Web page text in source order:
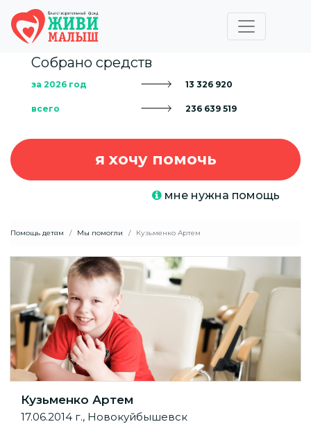
Собрано средств
за 2026 год 13 326 920
всего 236 639 519
я хочу помочь
мне нужна помощь
Помощь детям Мы помогли Кузьменко Артем
Кузьменко Артем
17.06.2014 г., Новокуйбышевск